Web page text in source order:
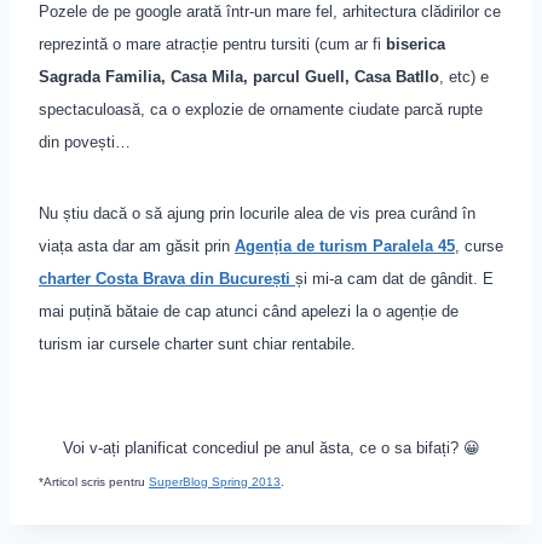
Pozele de pe google arată într-un mare fel, arhitectura clădirilor ce
reprezintă o mare atracție pentru tursiti (cum ar fi biserica
Sagrada Familia, Casa Mila, parcul Guell, Casa Batllo , etc) e
spectaculoasă, ca o explozie de ornamente ciudate parcă rupte
din povești…
Nu știu dacă o să ajung prin locurile alea de vis prea curând în
viața asta dar am găsit prin Agenția de turism Paralela 45 , curse
charter Costa Brava din București și mi-a cam dat de gândit. E
mai puțină bătaie de cap atunci când apelezi la o agenție de
turism iar cursele charter sunt chiar rentabile.
Voi v-ați planificat concediul pe anul ăsta, ce o sa bifați? 😀
*Articol scris pentru SuperBlog Spring 2013